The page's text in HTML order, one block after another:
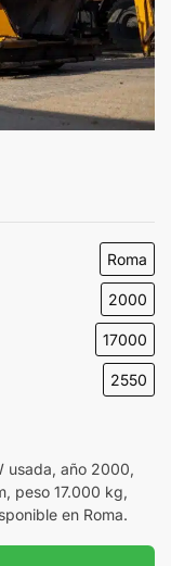
Roma
2000
17000
2550
usada, año 2000,
peso 17.000 kg,
en Roma.